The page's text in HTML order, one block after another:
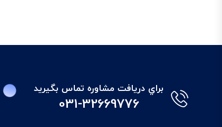
براي دريافت مشاوره تماس بگيريد
031-32669776